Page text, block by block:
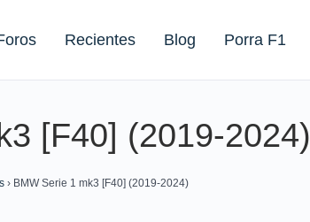
Recientes Blog Porra F1
[F40] (2019-2024)
› BMW Serie 1 mk3 [F40] (2019-2024)